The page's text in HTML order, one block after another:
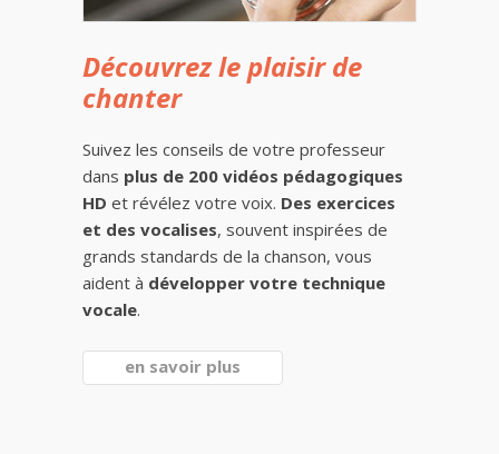
Découvrez le plaisir de
chanter
Suivez les conseils de votre professeur
dans plus de 200 vidéos pédagogiques
HD et révélez votre voix. Des exercices
et des vocalises, souvent inspirées de
grands standards de la chanson, vous
aident à développer votre technique
vocale.
en savoir plus